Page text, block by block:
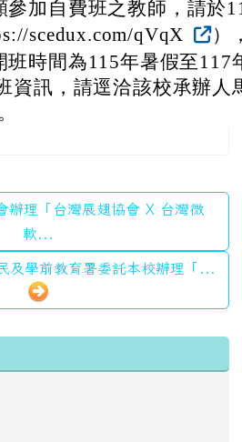
參加自費班之教師，請於
scedux.com/qVqX
）
班時間為115年暑假至117
資訊，請逕洽該校承辦人
辦理「台灣展翅協會 X 台灣微
軟...
及學前教育署委託本校辦理「...